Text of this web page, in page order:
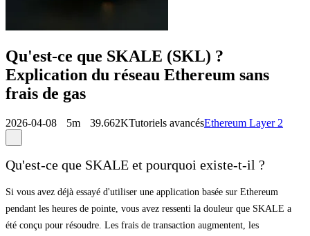
Qu'est-ce que SKALE (SKL) ?
Explication du réseau Ethereum sans
frais de gas
2026-04-08 5m 39.662KTutoriels avancésEthereum Layer 2
Qu'est-ce que SKALE et pourquoi existe-t-il ?
Si vous avez déjà essayé d'utiliser une application basée sur Ethereum
pendant les heures de pointe, vous avez ressenti la douleur que SKALE a
été conçu pour résoudre. Les frais de transaction augmentent, les